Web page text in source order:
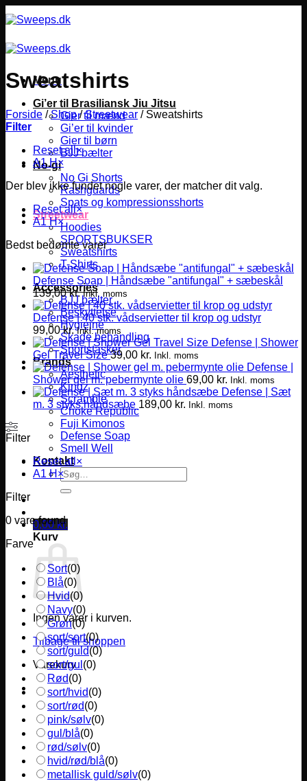
til
Menu
Gi’er til Brasiliansk Jiu Jitsu
Gier til mænd
Gi’er til kvinder
Gier til børn
BJJ bælter
No-gi
No Gi Shorts
Rashguards
Spats og kompressionsshorts
Streetwear
Hoodies
SPORTSBUKSER
Sweatshirts
T-Shirts
Accessories
BJJ bælter
Beskyttelse
Hygiejne
Skade behandling
Sportstasker
Brands
Aesthetic
Kingz
Scramble
Choke Republic
Fuji Kimonos
Defense Soap
Smell Well
Kontakt
Søg
efter:
0,00 kr.
Kurv
Ingen varer i kurven.
Tilbage til shoppen
Varekurv
Sweatshirts
Forside / Shop / Streetwear /Sweatshirts
Filter
Reset all×
A1 H×
Der blev ikke fundet nogle varer, der matcher dit valg.
Reset all×
A1 H×
Bedst bedømte varer
Defense Soap | Håndsæbe "antifungal" + sæbeskål
139,00kr. Inkl. moms
Defense | 40 stk. vådservietter til krop og udstyr
99,00kr. Inkl. moms
Defense | Shower
Gel Travel Size 39,00 kr. Inkl. moms
Defense |
Shower gel m. pebermynte olie 69,00 kr. Inkl. moms
Defense | Sæt
m. 3 styks håndsæbe 189,00 kr. Inkl. moms
Filter
Reset all ×
A1 H ×
Filter
0 vare found
Farve
Sort(0)
Blå(0)
Hvid(0)
Navy(0)
Grøn(0)
sort/sort(0)
sort/guld(0)
sort/gul (0)
Rød(0)
sort/hvid(0)
sort/rød(0)
pink/sølv(0)
gul/blå(0)
rød/sølv(0)
hvid/rød/blå(0)
metallisk guld/sølv(0)